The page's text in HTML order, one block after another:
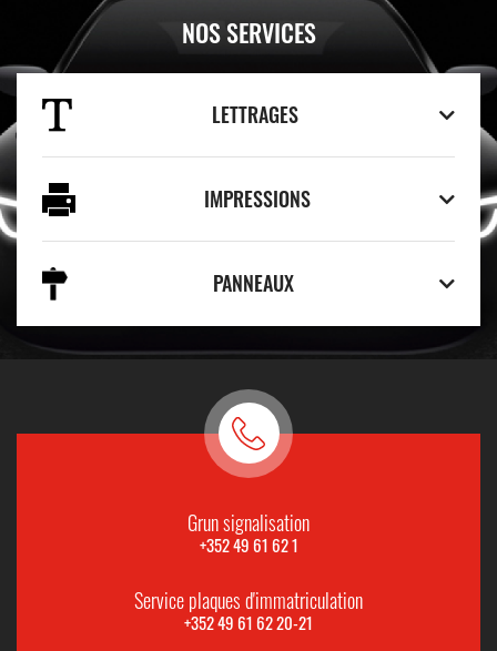
NOS SERVICES
LETTRAGES
IMPRESSIONS
PANNEAUX
Grun signalisation
+352 49 61 62 1
Service plaques d'immatriculation
+352 49 61 62 20-21